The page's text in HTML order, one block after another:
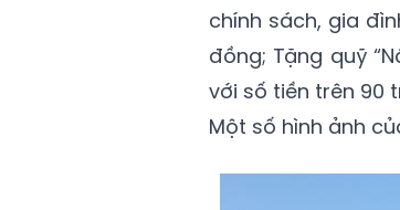
chính sách, gia
đồng; Tặng quỹ
với số tiền trên 90
Một số hình ảnh